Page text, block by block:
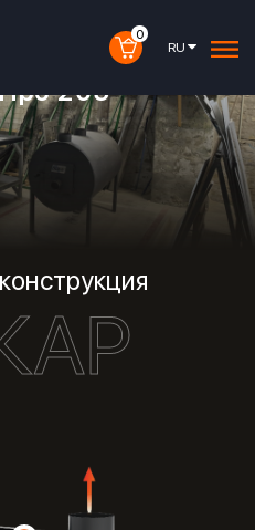
0
RU
Экожар
203